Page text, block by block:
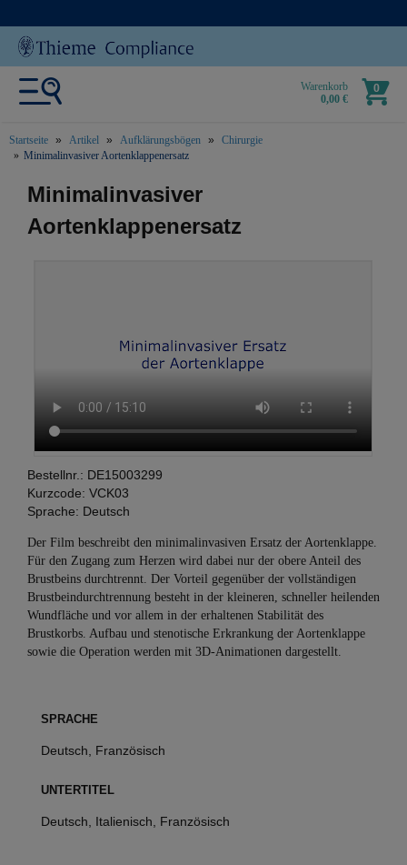
Warenkorb
0,00 €
0
Startseite Artikel Aufklärungsbögen
Chirurgie
Minimalinvasiver Aortenklappenersatz
text.skipToContent
text.skipToNavigation
Minimalinvasiver
Aortenklappenersatz
Bestellnr.: DE15003299
Kurzcode: VCK03
Sprache: Deutsch
Der Film beschreibt den minimalinvasiven Ersatz der Aortenklappe.
Für den Zugang zum Herzen wird dabei nur der obere Anteil des
Brustbeins durchtrennt. Der Vorteil gegenüber der vollständigen
Brustbeindurchtrennung besteht in der kleineren, schneller heilenden
Wundfläche und vor allem in der erhaltenen Stabilität des
Brustkorbs. Aufbau und stenotische Erkrankung der Aortenklappe
sowie die Operation werden mit 3D-Animationen dargestellt.
SPRACHE
Deutsch, Französisch
UNTERTITEL
Deutsch, Italienisch, Französisch